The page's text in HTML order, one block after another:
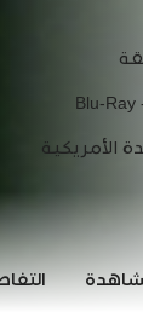
Blu-Ray
الأمريكية